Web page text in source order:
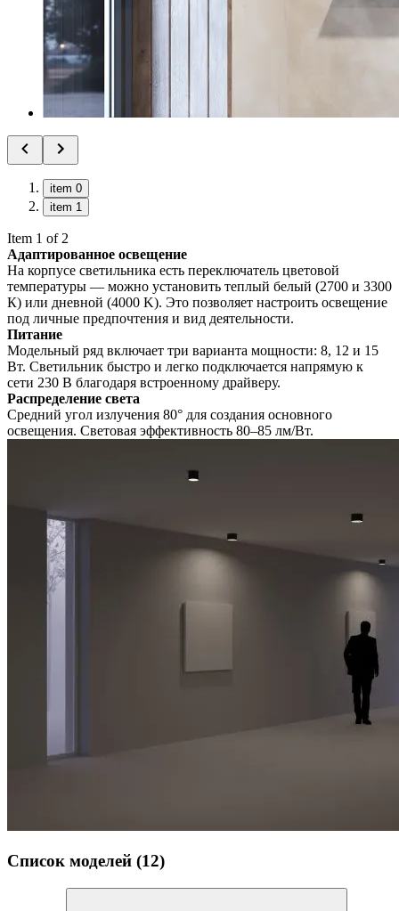
item 0
item 1
Item 1 of 2
Адаптированное освещение
На корпусе светильника есть переключатель цветовой
температуры — можно установить теплый белый (2700 и 3300
К) или дневной (4000 K). Это позволяет настроить освещение
под личные предпочтения и вид деятельности.
Питание
Модельный ряд включает три варианта мощности: 8, 12 и 15
Вт. Светильник быстро и легко подключается напрямую к
сети 230 В благодаря встроенному драйверу.
Распределение света
Средний угол излучения 80° для создания основного
освещения. Световая эффективность 80–85 лм/Вт.
Список моделей (12)